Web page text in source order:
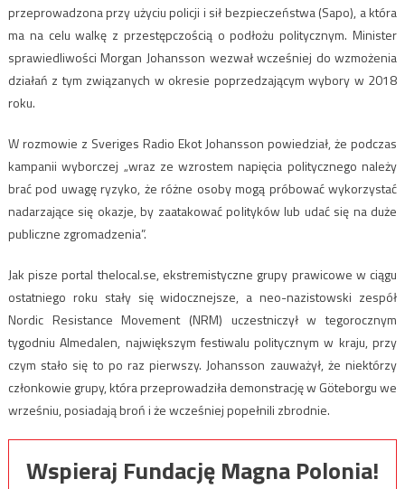
przeprowadzona przy użyciu policji i sił bezpieczeństwa (Sapo), a która
ma na celu walkę z przestępczością o podłożu politycznym. Minister
sprawiedliwości Morgan Johansson wezwał wcześniej do wzmożenia
działań z tym związanych w okresie poprzedzającym wybory w 2018
roku.
W rozmowie z Sveriges Radio Ekot Johansson powiedział, że podczas
kampanii wyborczej „wraz ze wzrostem napięcia politycznego należy
brać pod uwagę ryzyko, że różne osoby mogą próbować wykorzystać
nadarzające się okazje, by zaatakować polityków lub udać się na duże
publiczne zgromadzenia”.
Jak pisze portal thelocal.se, ekstremistyczne grupy prawicowe w ciągu
ostatniego roku stały się widocznejsze, a neo-nazistowski zespół
Nordic Resistance Movement (NRM) uczestniczył w tegorocznym
tygodniu Almedalen, największym festiwalu politycznym w kraju, przy
czym stało się to po raz pierwszy. Johansson zauważył, że niektórzy
członkowie grupy, która przeprowadziła demonstrację w Göteborgu we
wrześniu, posiadają broń i że wcześniej popełnili zbrodnie.
Wspieraj Fundację Magna Polonia!